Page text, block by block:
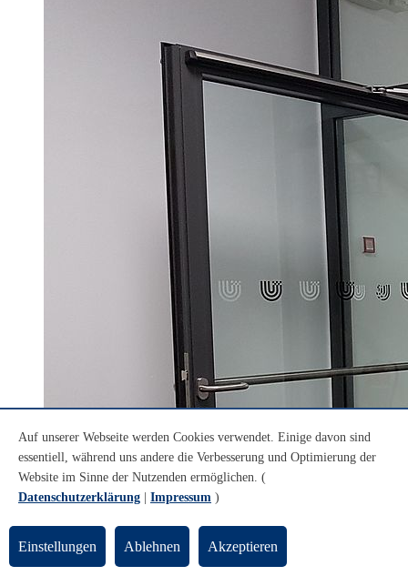
Auf unserer Webseite werden Cookies verwendet. Einige davon sind
essentiell, während uns andere die Verbesserung und Optimierung der
Website im Sinne der Nutzenden ermöglichen. (
Datenschutzerklärung
Impressum )
Einstellungen Ablehnen Akzeptieren